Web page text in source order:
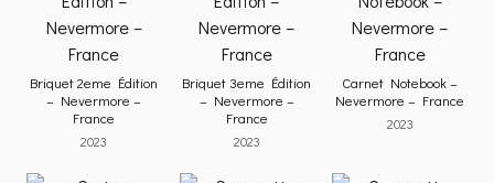
Briquet 2eme Édition
– Nevermore –
France
2023
Briquet 3eme Édition
– Nevermore –
France
2023
Carnet Notebook –
Nevermore – France
2023